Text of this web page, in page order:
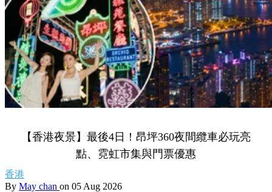
【香港夜景】最後4日！昂坪360夜間纜車必玩亮
點、霓虹市集與門票優惠
香港
By May chan on 05 Aug 2026